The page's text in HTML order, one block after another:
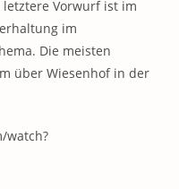
letztere Vorwurf ist im
im
Die meisten
über Wiesenhof in der
watch?